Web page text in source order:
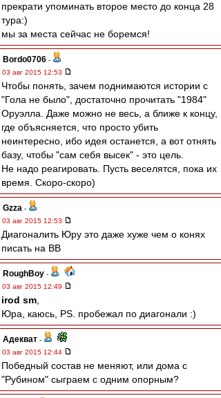
прекрати упоминать второе место до конца 28
тура:)
мы за места сейчас не боремся!
Bordo0706 -
03 авг 2015 12:53
Чтобы понять, зачем поднимаются истории с
"Гола не было", достаточно прочитать "1984"
Оруэлла. Даже можно не весь, а ближе к концу,
где объясняется, что просто убить
неинтересно, ибо идея останется, а вот отнять
базу, чтобы "сам себя высек" - это цель.
Не надо реагировать. Пусть веселятся, пока их
время. Скоро-скоро)
Gzza -
03 авг 2015 12:53
Диагоналить Юру это даже хуже чем о конях
писать на ВВ
RoughBoy -
03 авг 2015 12:49
irod sm
Юра, каюсь, PS. пробежал по диагонали :)
Адекват -
03 авг 2015 12:44
Победный состав не меняют, или дома с
"Рубином" сыграем с одним опорным?